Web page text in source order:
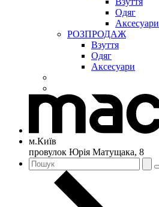
Одяг
Аксесуари
РОЗПРОДАЖ
Взуття
Одяг
Аксесуари
м.Київ
провулок Юрія Матущака, 8